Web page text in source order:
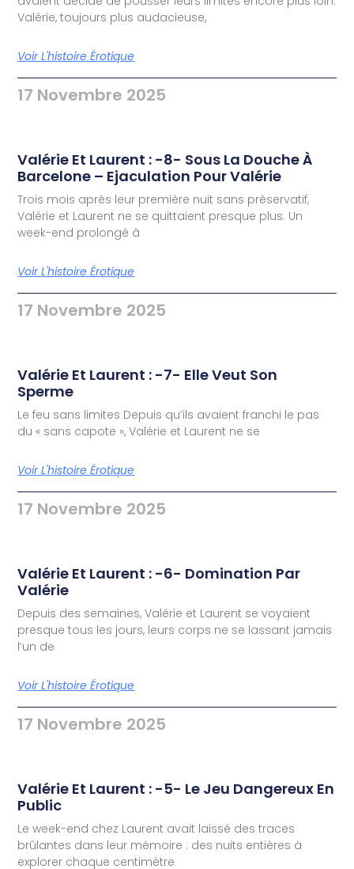
Valérie, toujours plus audacieuse,
Voir L'histoire Érotique
17 Novembre 2025
Valérie Et Laurent : -8- Sous La Douche À
Barcelone – Ejaculation Pour Valérie
Trois mois après leur première nuit sans préservatif,
Valérie et Laurent ne se quittaient presque plus. Un
week-end prolongé à
Voir L'histoire Érotique
17 Novembre 2025
Valérie Et Laurent : -7- Elle Veut Son
Sperme
Le feu sans limites Depuis qu’ils avaient franchi le pas
du « sans capote », Valérie et Laurent ne se
Voir L'histoire Érotique
17 Novembre 2025
Valérie Et Laurent : -6- Domination Par
Valérie
Depuis des semaines, Valérie et Laurent se voyaient
presque tous les jours, leurs corps ne se lassant jamais
l’un de
Voir L'histoire Érotique
17 Novembre 2025
Valérie Et Laurent : -5- Le Jeu Dangereux En
Public
Le week-end chez Laurent avait laissé des traces
brûlantes dans leur mémoire : des nuits entières à
explorer chaque centimètre